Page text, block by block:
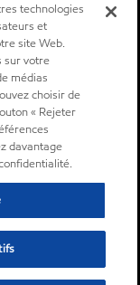
technologies
et
site Web.
sur votre
médias
choisir de
« Rejeter
davantage